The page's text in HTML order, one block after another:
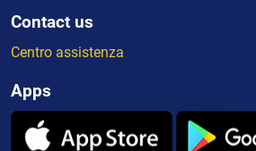
Contact us
Centro assistenza
Apps